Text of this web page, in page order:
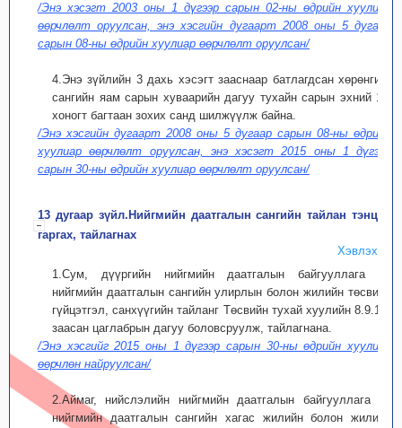
/Энэ хэсэгт 2003 оны 1 дүгээр сарын 02-ны өдрийн хуулиар
өөрчлөлт оруулсан, энэ хэсгийн дугаарт 2008 оны 5 дугаар
сарын 08-ны өдрийн хуулиар өөрчлөлт оруулсан/
4.Энэ зүйлийн 3 дахь хэсэгт зааснаар батлагдсан хөрөнгийг
сангийн яам сарын хуваарийн дагуу тухайн сарын эхний 1О
хоногт багтаан зохих санд шилжүүлж байна.
/Энэ хэсгийн дугаарт 2008 оны 5 дугаар сарын 08-ны өдрийн
хуулиар өөрчлөлт оруулсан, энэ хэсэгт 2015 оны 1 дүгээр
сарын 30-ны өдрийн хуулиар өөрчлөлт оруулсан/
13 дугаар зүйл.Нийгмийн даатгалын сангийн тайлан тэнцэл
гаргах, тайлагнах
Хэвлэх
1.Сум, дүүргийн нийгмийн даатгалын байгууллага нь
нийгмийн даатгалын сангийн улирлын болон жилийн төсвийн
гүйцэтгэл, санхүүгийн тайланг Төсвийн тухай хуулийн 8.9.1-д
заасан цаглабрын дагуу боловсруулж, тайлагнана.
/Энэ хэсгийг 2015 оны 1 дүгээр сарын 30-ны өдрийн хуулиар
өөрчлөн найруулсан/
2.Аймаг, нийслэлийн нийгмийн даатгалын байгууллага нь
нийгмийн даатгалын сангийн хагас жилийн болон жилийн